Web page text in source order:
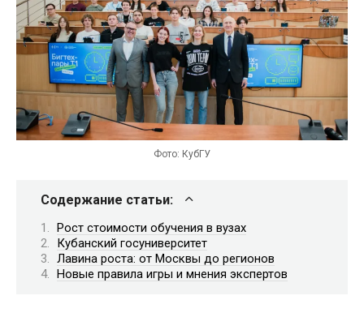
Фото: КубГУ
Содержание статьи:
Рост стоимости обучения в вузах
Кубанский госуниверситет
Лавина роста: от Москвы до регионов
Новые правила игры и мнения экспертов